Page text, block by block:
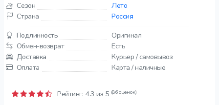
Сезон
Лето
Страна
Россия
Подлинность
Оригинал
Обмен-возврат
Есть
Доставка
Курьер / самовывоз
Оплата
Карта / наличные
Рейтинг: 4.3 из 5 (86 оценок)